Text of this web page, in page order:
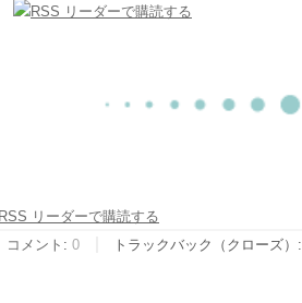
コメント : 0 トラックバック（クローズ）: